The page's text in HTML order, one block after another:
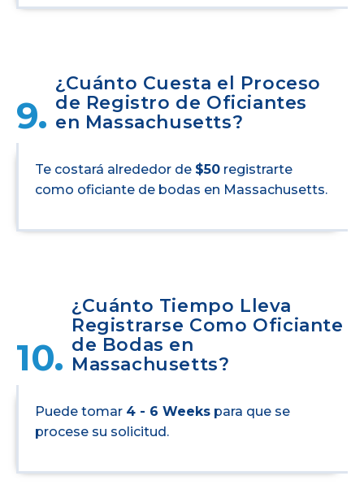
9.
¿Cuánto Cuesta el Proceso
de Registro de Oficiantes
en Massachusetts?
Te costará alrededor de $50 registrarte
como oficiante de bodas en Massachusetts.
10.
¿Cuánto Tiempo Lleva
Registrarse Como Oficiante
de Bodas en
Massachusetts?
Puede tomar 4 - 6 Weeks para que se
procese su solicitud.